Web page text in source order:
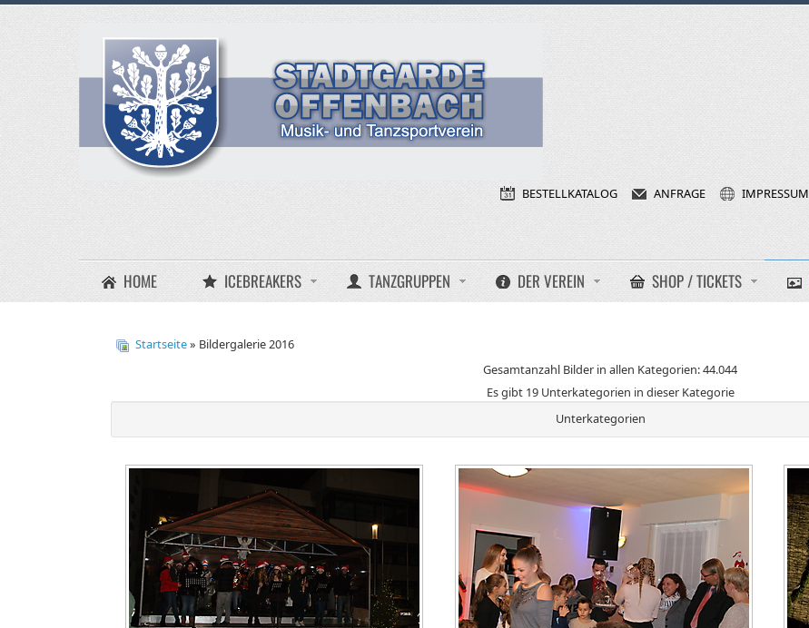
BESTELLKATALOG ANFRAGE IMPRESSUM
HOME ICEBREAKERS TANZGRUPPEN DER VEREIN SHOP / TICKETS
Startseite» Bildergalerie 2016
Gesamtanzahl Bilder in allen Kategorien: 44.044
Es gibt 19 Unterkategorien in dieser Kategorie
Unterkategorien